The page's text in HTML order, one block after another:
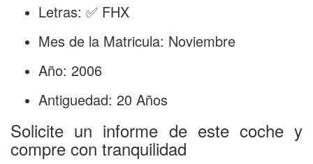
Letras: ✅ FHX
Mes de la Matricula: Noviembre
Año: 2006
Antiguedad: 20 Años
Solicite un informe de este coche y
compre con tranquilidad